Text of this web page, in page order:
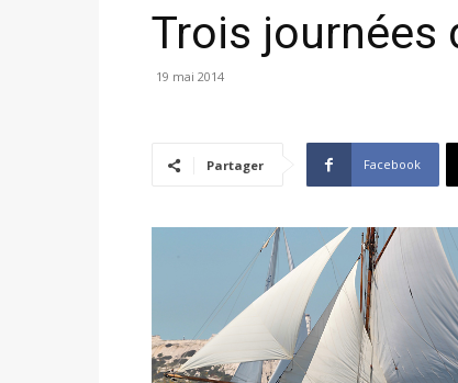
Trois journées
19 mai 2014
Partager Facebook